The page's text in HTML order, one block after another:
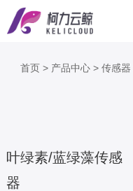
首页> 产品中心> 传感器
叶绿素/蓝绿藻传感
器